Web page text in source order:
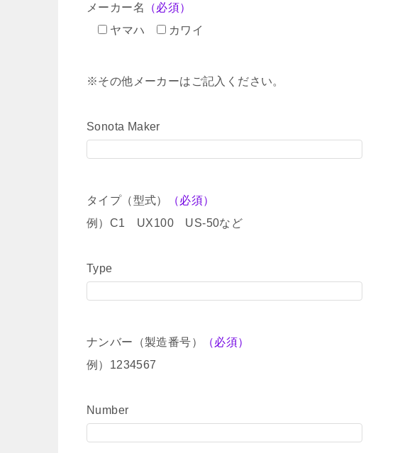
メーカー名
（必須）
ヤマハ
カワイ
※その他メーカーはご記入ください。
Sonota Maker
タイプ（型式）
（必須）
例）C1 UX100 US-50など
Type
ナンバー（製造番号）
（必須）
例）1234567
Number